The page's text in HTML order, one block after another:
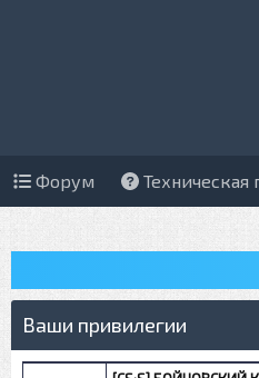
Форум
Ваши привилегии